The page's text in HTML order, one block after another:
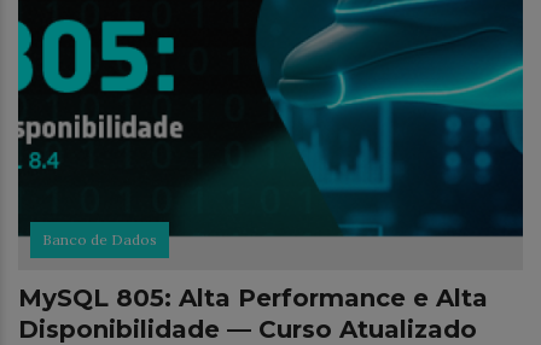
Banco de Dados
MySQL 805: Alta Performance e Alta
Disponibilidade — Curso Atualizado